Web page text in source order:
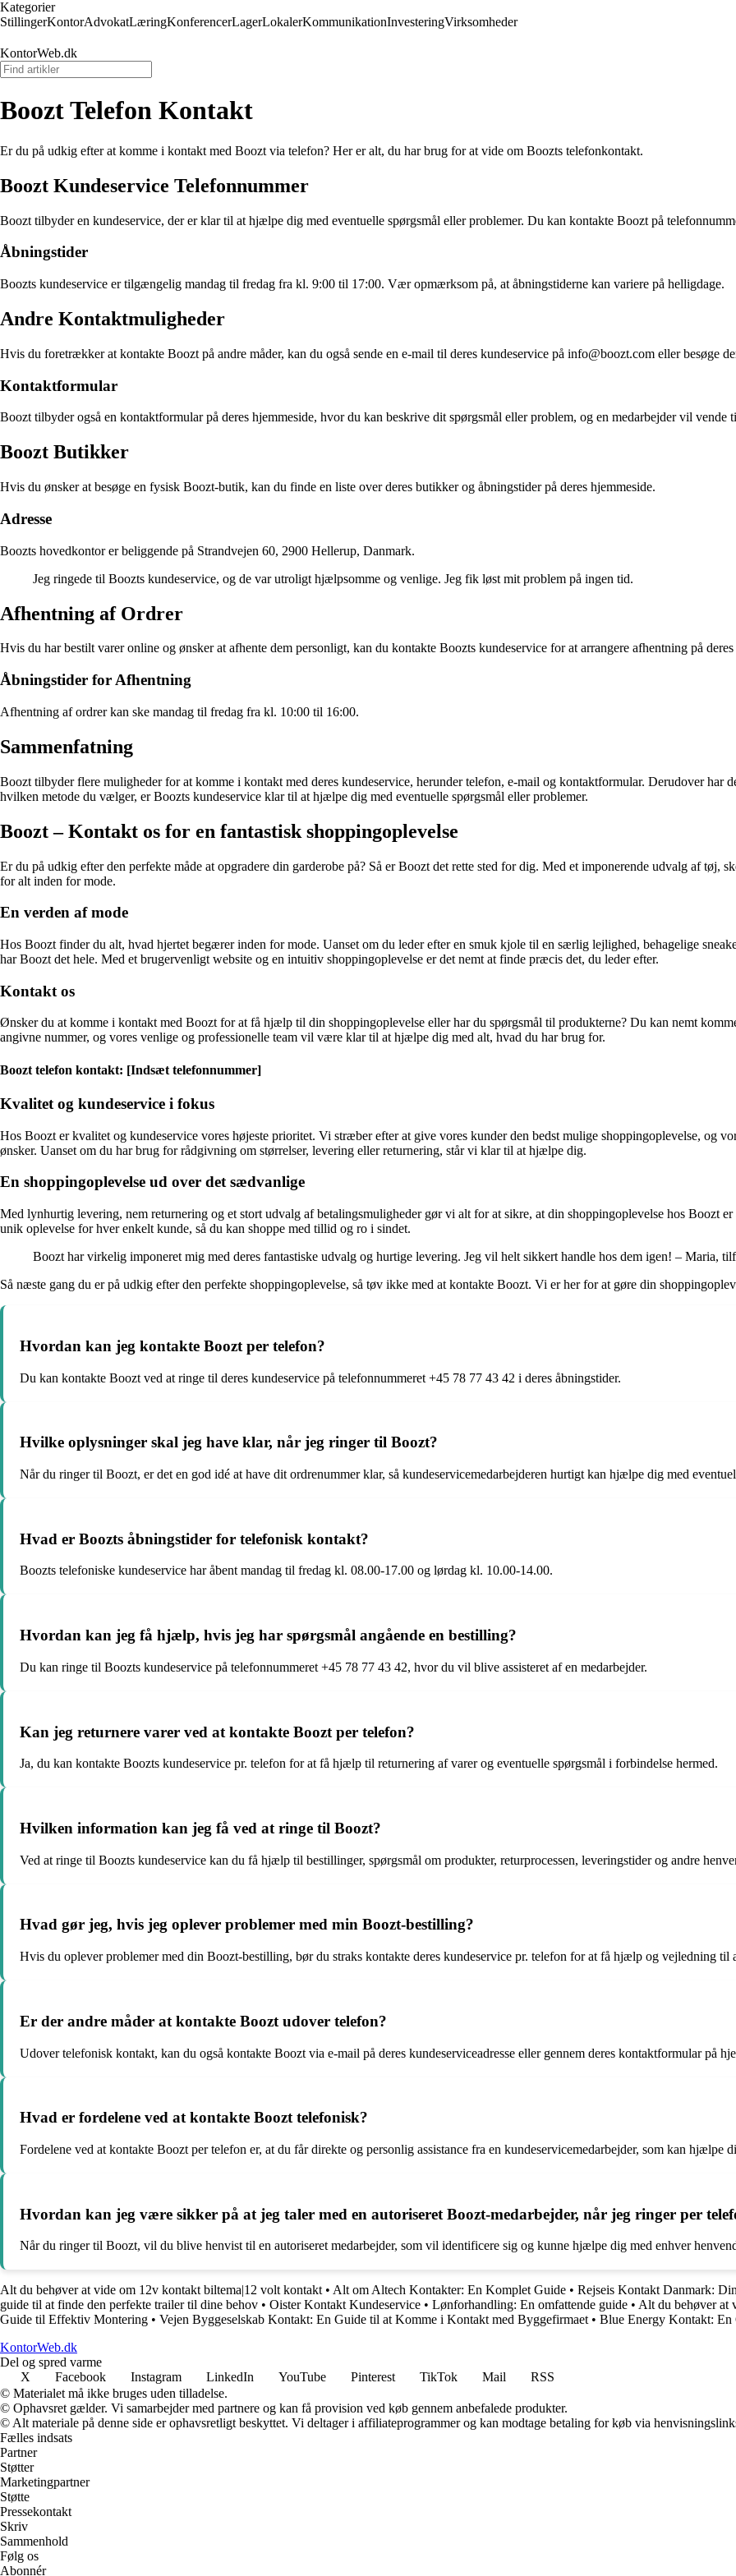
Kategorier
StillingerKontorAdvokatLæringKonferencerLagerLokalerKommunikationInvesteringVirksomheder
KontorWeb.dk
Boozt Telefon Kontakt
Er du på udkig efter at komme i kontakt med Boozt via telefon? Her er alt, du har brug for at vide om Boozts telefonkontakt.
Boozt Kundeservice Telefonnummer
Boozt tilbyder en kundeservice, der er klar til at hjælpe dig med eventuelle spørgsmål eller problemer. Du kan kontakte Boozt på
Åbningstider
Boozts kundeservice er tilgængelig mandag til fredag fra kl. 9:00 til 17:00. Vær opmærksom på, at åbningstiderne kan variere på helligdage.
Andre Kontaktmuligheder
Hvis du foretrækker at kontakte Boozt på andre måder, kan du også sende en e-mail til deres kundeservice på info@boozt.com eller besøge
Kontaktformular
Boozt tilbyder også en kontaktformular på deres hjemmeside, hvor du kan beskrive dit spørgsmål eller problem, og en medarbejder vil vende
Boozt Butikker
Hvis du ønsker at besøge en fysisk Boozt-butik, kan du finde en liste over deres butikker og åbningstider på deres hjemmeside.
Adresse
Boozts hovedkontor er beliggende på Strandvejen 60, 2900 Hellerup, Danmark.
Jeg ringede til Boozts kundeservice, og de var utroligt hjælpsomme og venlige. Jeg fik løst mit problem på ingen tid.
Afhentning af Ordrer
Hvis du har bestilt varer online og ønsker at afhente dem personligt, kan du kontakte Boozts kundeservice for at arrangere afhentning på deres
Åbningstider for Afhentning
Afhentning af ordrer kan ske mandag til fredag fra kl. 10:00 til 16:00.
Sammenfatning
Boozt tilbyder flere muligheder for at komme i kontakt med deres kundeservice, herunder telefon, e-mail og kontaktformular. Derudover har
hvilken metode du vælger, er Boozts kundeservice klar til at hjælpe dig med eventuelle spørgsmål eller problemer.
Boozt – Kontakt os for en fantastisk shoppingoplevelse
Er du på udkig efter den perfekte måde at opgradere din garderobe på? Så er Boozt det rette sted for dig. Med et imponerende udvalg af tøj,
for alt inden for mode.
En verden af mode
Hos Boozt finder du alt, hvad hjertet begærer inden for mode. Uanset om du leder efter en smuk kjole til en særlig lejlighed, behagelige
har Boozt det hele. Med et brugervenligt website og en intuitiv shoppingoplevelse er det nemt at finde præcis det, du leder efter.
Kontakt os
Ønsker du at komme i kontakt med Boozt for at få hjælp til din shoppingoplevelse eller har du spørgsmål til produkterne? Du kan nemt
angivne nummer, og vores venlige og professionelle team vil være klar til at hjælpe dig med alt, hvad du har brug for.
Boozt telefon kontakt: [Indsæt telefonnummer]
Kvalitet og kundeservice i fokus
Hos Boozt er kvalitet og kundeservice vores højeste prioritet. Vi stræber efter at give vores kunder den bedst mulige shoppingoplevelse, og
ønsker. Uanset om du har brug for rådgivning om størrelser, levering eller returnering, står vi klar til at hjælpe dig.
En shoppingoplevelse ud over det sædvanlige
Med lynhurtig levering, nem returnering og et stort udvalg af betalingsmuligheder gør vi alt for at sikre, at din shoppingoplevelse hos Boozt
unik oplevelse for hver enkelt kunde, så du kan shoppe med tillid og ro i sindet.
Boozt har virkelig imponeret mig med deres fantastiske udvalg og hurtige levering. Jeg vil helt sikkert handle hos dem igen! – Maria,
Så næste gang du er på udkig efter den perfekte shoppingoplevelse, så tøv ikke med at kontakte Boozt. Vi er her for at gøre din
Hvordan kan jeg kontakte Boozt per telefon?
Du kan kontakte Boozt ved at ringe til deres kundeservice på telefonnummeret +45 78 77 43 42 i deres åbningstider.
Hvilke oplysninger skal jeg have klar, når jeg ringer til Boozt?
Når du ringer til Boozt, er det en god idé at have dit ordrenummer klar, så kundeservicemedarbejderen hurtigt kan hjælpe dig med
Hvad er Boozts åbningstider for telefonisk kontakt?
Boozts telefoniske kundeservice har åbent mandag til fredag kl. 08.00-17.00 og lørdag kl. 10.00-14.00.
Hvordan kan jeg få hjælp, hvis jeg har spørgsmål angående en bestilling?
Du kan ringe til Boozts kundeservice på telefonnummeret +45 78 77 43 42, hvor du vil blive assisteret af en medarbejder.
Kan jeg returnere varer ved at kontakte Boozt per telefon?
Ja, du kan kontakte Boozts kundeservice pr. telefon for at få hjælp til returnering af varer og eventuelle spørgsmål i forbindelse hermed.
Hvilken information kan jeg få ved at ringe til Boozt?
Ved at ringe til Boozts kundeservice kan du få hjælp til bestillinger, spørgsmål om produkter, returprocessen, leveringstider og andre
Hvad gør jeg, hvis jeg oplever problemer med min Boozt-bestilling?
Hvis du oplever problemer med din Boozt-bestilling, bør du straks kontakte deres kundeservice pr. telefon for at få hjælp og vejledning til
Er der andre måder at kontakte Boozt udover telefon?
Udover telefonisk kontakt, kan du også kontakte Boozt via e-mail på deres kundeserviceadresse eller gennem deres kontaktformular på
Hvad er fordelene ved at kontakte Boozt telefonisk?
Fordelene ved at kontakte Boozt per telefon er, at du får direkte og personlig assistance fra en kundeservicemedarbejder, som kan hjælpe
Hvordan kan jeg være sikker på at jeg taler med en autoriseret Boozt-medarbejder, når jeg ringer per
Når du ringer til Boozt, vil du blive henvist til en autoriseret medarbejder, som vil identificere sig og kunne hjælpe dig med enhver
Alt du behøver at vide om 12v kontakt biltema|12 volt kontakt• Alt om Altech Kontakter: En Komplet Guide • Rejseis Kontakt Danmark:
guide til at finde den perfekte trailer til dine behov • Oister Kontakt Kundeservice • Lønforhandling: En omfattende guide • Alt du behøver at
Guide til Effektiv Montering • Vejen Byggeselskab Kontakt: En Guide til at Komme i Kontakt med Byggefirmaet• Blue Energy Kontakt:
KontorWeb.dk
Del og spred varme
X
Facebook Instagram LinkedIn YouTube Pinterest TikTok Mail
RSS
© Materialet må ikke bruges uden tilladelse.
© Ophavsret gælder. Vi samarbejder med partnere og kan få provision ved køb gennem anbefalede produkter.
© Alt materiale på denne side er ophavsretligt beskyttet. Vi deltager i affiliateprogrammer og kan modtage betaling for køb via
Fælles indsats
Partner
Støtter
Marketingpartner
Støtte
Pressekontakt
Skriv
Sammenhold
Følg os
Abonnér